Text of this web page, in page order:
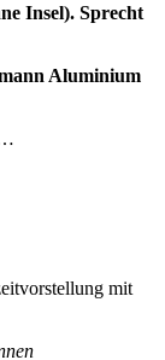
Insel). Sprecht
Aluminium
mit